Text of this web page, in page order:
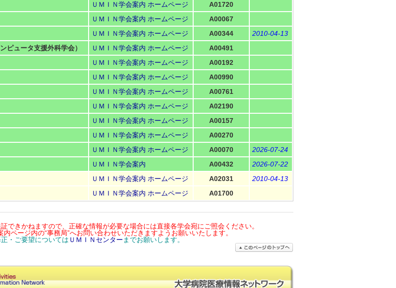
ＵＭＩＮ学会案内 ホームページ
A01720
ＵＭＩＮ学会案内 ホームページ
A00067
ＵＭＩＮ学会案内 ホームページ A00344
2010-04-13
ピュータ支援外科学会）
ＵＭＩＮ学会案内 ホームページ
A00491
ＵＭＩＮ学会案内 ホームページ
A00192
ＵＭＩＮ学会案内 ホームページ
A00990
ＵＭＩＮ学会案内 ホームページ
A00761
ＵＭＩＮ学会案内 ホームページ
A02190
ＵＭＩＮ学会案内 ホームページ
A00157
ＵＭＩＮ学会案内 ホームページ
A00270
ＵＭＩＮ学会案内 ホームページ A00070
2026-07-24
ＵＭＩＮ学会案内 A00432
2026-07-22
ＵＭＩＮ学会案内 ホームページ A02031
2010-04-13
ＵＭＩＮ学会案内 ホームページ A01700
できかねますので、正確な情報が必要な場合には直接各学会宛にご照会ください。
ページ内の“事務局”へお問い合わせいただきますようお願いいたします。
・ご要望については ＵＭＩＮセンターまでお願いします。